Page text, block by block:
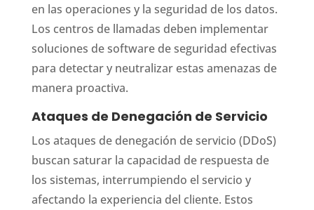
en las operaciones y la seguridad de los datos.
Los centros de llamadas deben implementar
soluciones de software de seguridad efectivas
para detectar y neutralizar estas amenazas de
manera proactiva.
Ataques de Denegación de Servicio
Los ataques de denegación de servicio (DDoS)
buscan saturar la capacidad de respuesta de
los sistemas, interrumpiendo el servicio y
afectando la experiencia del cliente. Estos